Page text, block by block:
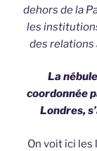
dehors de la
les
des
La
coordonnée
Londres,
On voit ici